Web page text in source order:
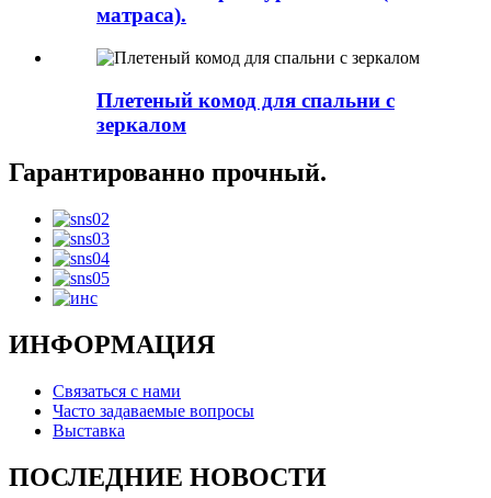
матраса).
Плетеный комод для спальни с
зеркалом
Гарантированно прочный.
ИНФОРМАЦИЯ
Связаться с нами
Часто задаваемые вопросы
Выставка
ПОСЛЕДНИЕ НОВОСТИ